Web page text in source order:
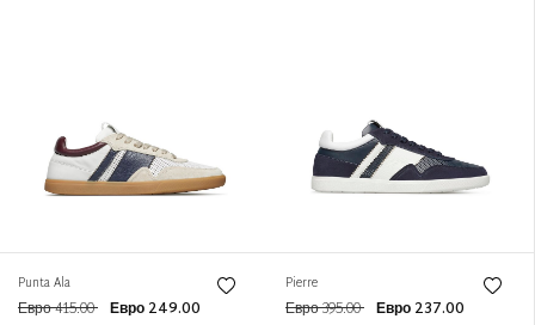
Punta Ala
Евро 415.00 Евро 249.00
Pierre
Евро 395.00 Евро 237.00